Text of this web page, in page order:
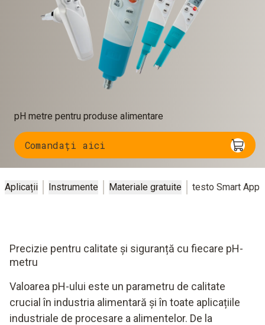
pH metre pentru produse alimentare
Comandați aici
Aplicații Instrumente Materiale gratuite testo Smart App
Precizie pentru calitate și siguranță cu fiecare pH-
metru
Valoarea pH-ului este un parametru de calitate
crucial în industria alimentară și în toate aplicațiile
industriale de procesare a alimentelor. De la